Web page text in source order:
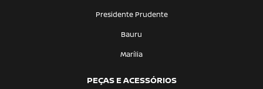
Presidente Prudente
Bauru
Marília
PEÇAS E ACESSÓRIOS